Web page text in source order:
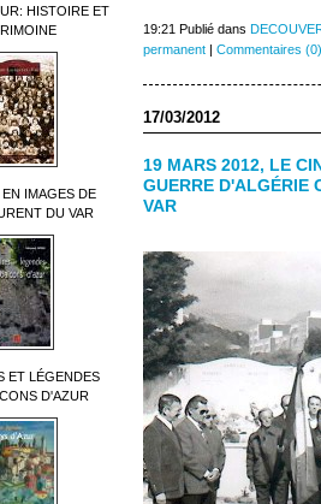
HISTOIRE ET
IMAGES DE
DU VAR
ET LÉGENDES
D'AZUR
19:21 Publié dans
permanent| Commentaires (0)
17/03/2012
19 MARS 2012, LE
GUERRE D'ALGÉRIE
VAR